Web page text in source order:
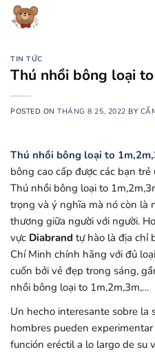
Chuyển
đến
dungTIN TỨC
Thú nhồi bông loại
POSTED ONTHÁNG 8 25, 2022 BY
Thú nhồi bông loại to
bông cao cấp được các bạn
Thú nhồi bông loại to
trọng và ý nghĩa mà nó còn là
thương giữa người với người.
vực Diabrand tự hào là địa chỉ
Chí Minh chính hãng với đủ
cuốn bởi vẻ đẹp trong sáng,
nhồi bông loại to 1m,2m,3m,…
Un hecho interesante sobre la
hombres pueden
función eréctil a lo largo de su